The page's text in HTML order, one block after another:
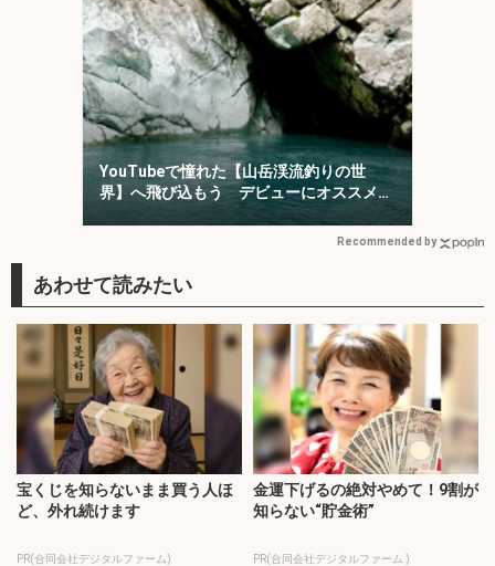
YouTubeで憧れた【山岳渓流釣りの世
界】へ飛び込もう デビューにオススメの
Recommended by
宝くじを知らないまま買う人ほ
ど、外れ続けます
PR(合同会社デジタルファーム)
金運下げるの絶対やめて！9割が
知らない“貯金術”
PR(合同会社デジタルファーム )